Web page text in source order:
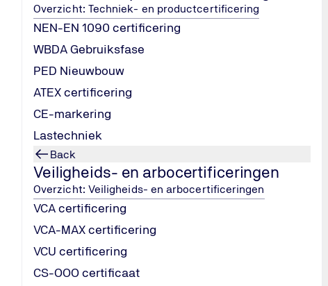
Overzicht: Techniek- en productcertificering
NEN-EN 1090 certificering
WBDA Gebruiksfase
PED Nieuwbouw
ATEX certificering
CE-markering
Lastechniek
Back
Veiligheids- en arbocertificeringen
Overzicht: Veiligheids- en arbocertificeringen
VCA certificering
VCA-MAX certificering
VCU certificering
CS-OOO certificaat
specialisten. Samen
streven naar veiligheid,